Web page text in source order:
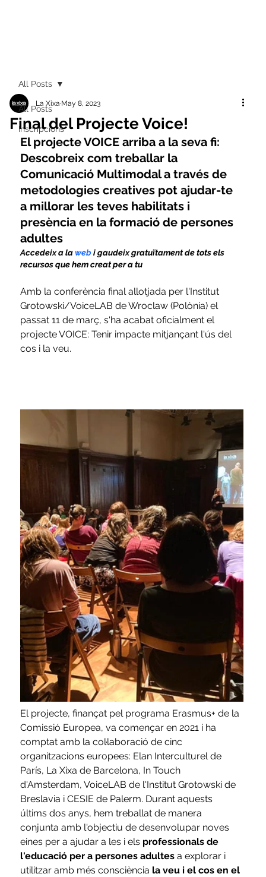
All Posts
Inscripcions
All Posts
Final del Projecte Voice!
La Xixa May 8, 2023
El projecte VOICE arriba a la seva fi:
Descobreix com treballar la
Comunicació Multimodal a través de
metodologies creatives pot ajudar-te
a millorar les teves habilitats i
presència en la formació de persones
adultes
Accedeix a la web i gaudeix gratuïtament de tots els
recursos que hem creat per a tu
Amb la conferència final allotjada per l'Institut
Grotowski/VoiceLAB de Wroclaw (Polònia) el
passat 11 de març, s'ha acabat oficialment el
projecte VOICE: Tenir impacte mitjançant l'ús del
cos i la veu.
El projecte, finançat pel programa Erasmus+ de la
Comissió Europea, va començar en 2021 i ha
comptat amb la col·laboració de cinc
organitzacions europees: Elan Interculturel de
París, La Xixa de Barcelona, In Touch
d'Amsterdam, VoiceLAB de l'Institut Grotowski de
Breslavia i CESIE de Palerm. Durant aquests
últims dos anys, hem treballat de manera
conjunta amb l'objectiu de desenvolupar noves
eines per a ajudar a les i els professionals de
l'educació per a persones adultes a explorar i
utilitzar amb més consciència la veu i el cos en el